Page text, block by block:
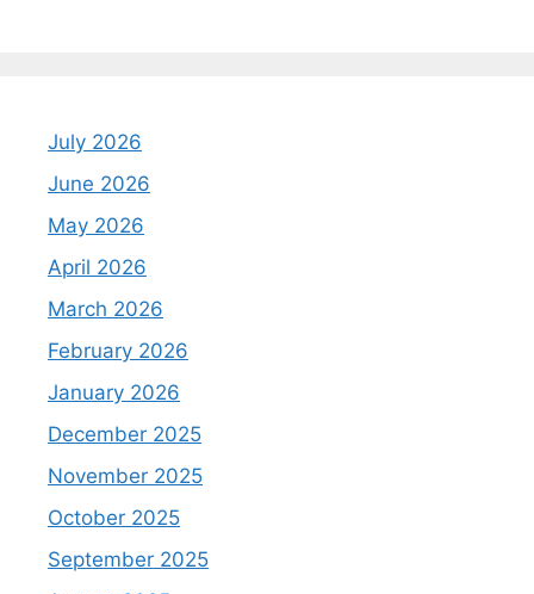
July 2026
June 2026
May 2026
April 2026
March 2026
February 2026
January 2026
December 2025
November 2025
October 2025
September 2025